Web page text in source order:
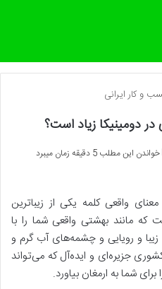
و کار ایرانی
در دومینیکا زیاد است؟
خواندن این مطلب 5 دقیقه زمان میبرد
واقعی کلمه یکی از زیباترین
که مانند بهشتی واقعی شما را با
و رویایی و چشمه‌های آب گرم و
جزیره‌ای و ایده‌آل که می‌تواند
شما به ارمغان بیاورد.